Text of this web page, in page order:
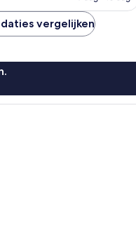
vergelijken